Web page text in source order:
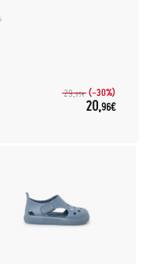
29,95€ (-30%)
20,96€